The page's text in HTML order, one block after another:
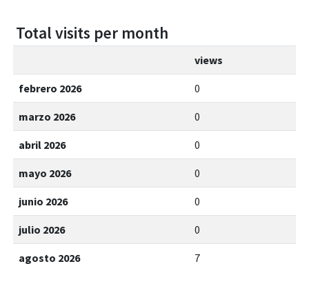
Total visits per month
views
febrero 2026 0
marzo 2026 0
abril 2026 0
mayo 2026 0
junio 2026 0
julio 2026 0
agosto 2026 7